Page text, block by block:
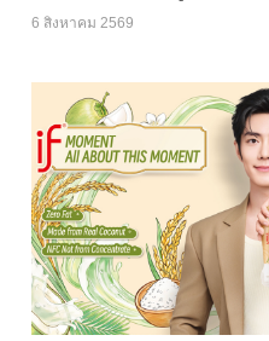
6 สิงหาคม 2569